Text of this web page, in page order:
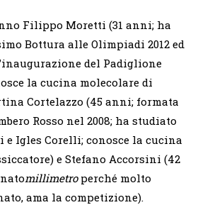
Filippo Moretti (31 anni; ha
Bottura alle Olimpiadi 2012 ed
del Padiglione
la cucina molecolare di
Cortelazzo (45 anni; formata
Rosso nel 2008; ha studiato
e Igles Corelli; conosce la cucina
e Stefano Accorsini (42
millimetroperché molto
ama la competizione).